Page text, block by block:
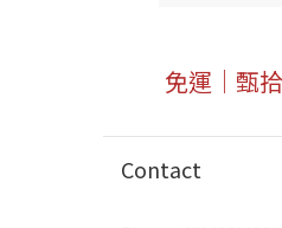
免運｜甄
Contact